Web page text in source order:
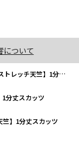
について
レッチ天竺】1分丈スカッツ
1分丈スカッツ
竺】1分丈スカッツ